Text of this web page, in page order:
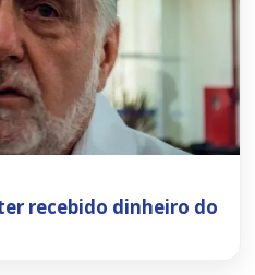
recebido dinheiro do